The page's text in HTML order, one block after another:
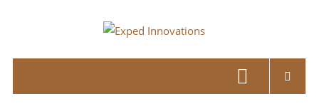
Exped